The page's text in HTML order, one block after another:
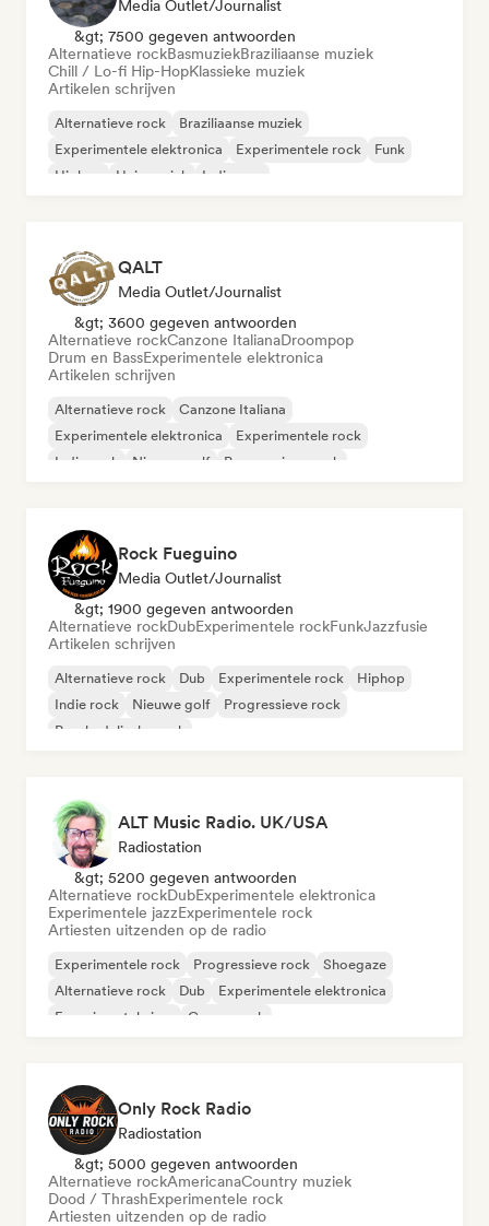
Media Outlet/Journalist
&gt; 7500 gegeven antwoorden
Alternatieve rockBasmuziekBraziliaanse muziek
Chill / Lo-fi Hip-HopKlassieke muziek
Artikelen schrijven
Alternatieve rock
Braziliaanse muziek
Experimentele elektronica
Experimentele rock
Funk
Hiphop
Huismuziek Indie pop
QALT
Media Outlet/Journalist
&gt; 3600 gegeven antwoorden
Alternatieve rockCanzone ItalianaDroompop
Drum en BassExperimentele elektronica
Artikelen schrijven
Alternatieve rock
Canzone Italiana
Experimentele elektronica
Experimentele rock
Indie rock
Nieuwe golf
Progressieve rock
Rock Fueguino
Media Outlet/Journalist
&gt; 1900 gegeven antwoorden
Alternatieve rockDubExperimentele rockFunkJazzfusie
Artikelen schrijven
Alternatieve rock Dub Experimentele rock
Hiphop
Indie rock
Nieuwe golf
Progressieve rock
Psychedelische rock
ALT Music Radio. UK/USA
Radiostation
&gt; 5200 gegeven antwoorden
Alternatieve rockDubExperimentele elektronica
Experimentele jazzExperimentele rock
Artiesten uitzenden op de radio
Experimentele rock Progressieve rock
Shoegaze
Alternatieve rock
Dub
Experimentele elektronica
Experimentele jazz
Garagerock
Only Rock Radio
Radiostation
&gt; 5000 gegeven antwoorden
Alternatieve rockAmericanaCountry muziek
Dood / ThrashExperimentele rock
Artiesten uitzenden op de radio